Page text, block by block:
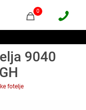
0
9040
fotelje